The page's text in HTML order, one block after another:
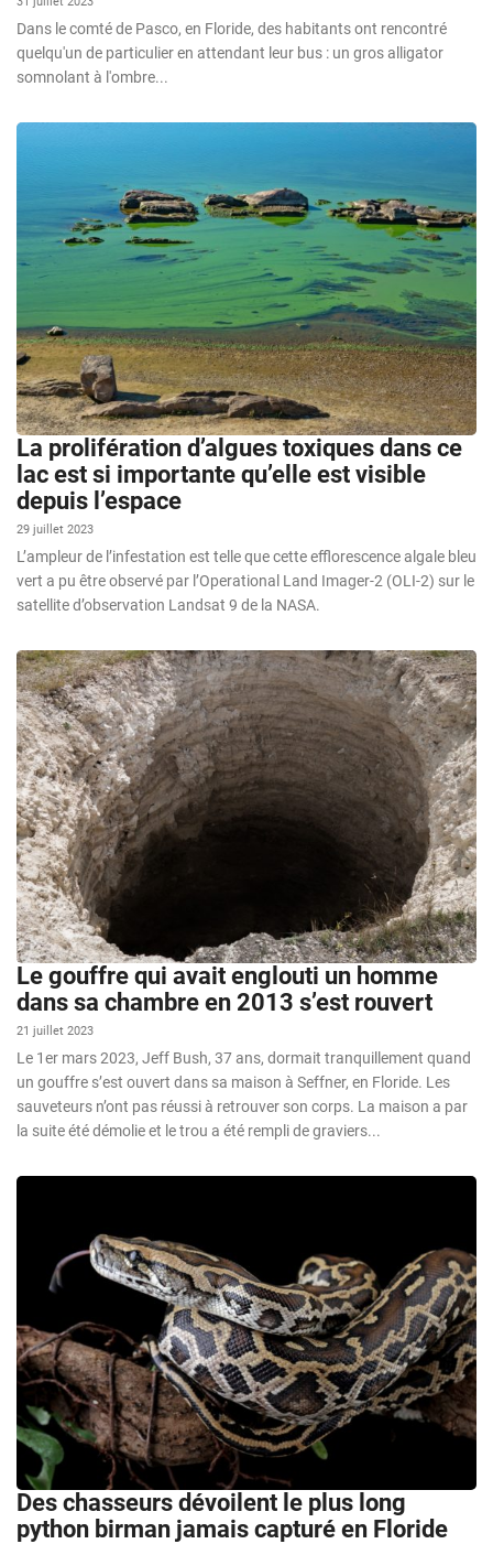
Dans le comté de Pasco, en Floride, des habitants ont rencontré
quelqu'un de particulier en attendant leur bus : un gros alligator
somnolant à l'ombre...
La prolifération d’algues toxiques dans ce
lac est si importante qu’elle est visible
depuis l’espace
29 juillet 2023
L’ampleur de l’infestation est telle que cette efflorescence algale bleu
vert a pu être observé par l’Operational Land Imager-2 (OLI-2) sur le
satellite d’observation Landsat 9 de la NASA.
Le gouffre qui avait englouti un homme
dans sa chambre en 2013 s’est rouvert
21 juillet 2023
Le 1er mars 2023, Jeff Bush, 37 ans, dormait tranquillement quand
un gouffre s’est ouvert dans sa maison à Seffner, en Floride. Les
sauveteurs n’ont pas réussi à retrouver son corps. La maison a par
la suite été démolie et le trou a été rempli de graviers...
Des chasseurs dévoilent le plus long
python birman jamais capturé en Floride